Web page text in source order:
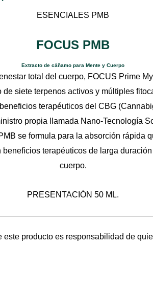
$2,599.00.
ESENCIALES PMB
FOCUS PMB
Extracto de cáñamo para Mente y Cuerpo
total del cuerpo, FOCUS Prime
de siete terpenos activos y múltiples
terapéuticos del CBG
propia llamada Nano-Tecnología
se formula para la absorción rápida
terapéuticos de larga
cuerpo.
PRESENTACIÓN 50 ML.
este producto es responsabilidad de